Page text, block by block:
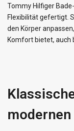
Tommy Hilfiger
Flexibilität gefertigt.
den Körper
Komfort bietet, auch